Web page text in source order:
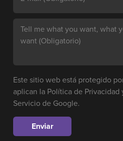
Tell me what you want, what
want (Obligatorio)
Este sitio web está protegido
aplican la Política de Privacidad
Servicio de Google.